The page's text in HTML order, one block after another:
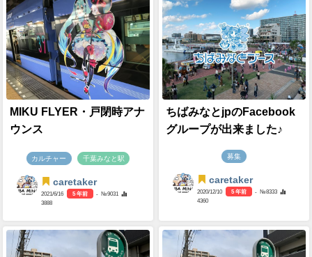
MIKU FLYER・戸閉時アナ
ウンス
カルチャー 千葉みなと駅
caretaker
2021/6/16 5 年前
- №9031
3888
ちばみなとjpのFacebook
グループが出来ました♪
募集
caretaker
2020/12/10 5 年前
- №8333
4360